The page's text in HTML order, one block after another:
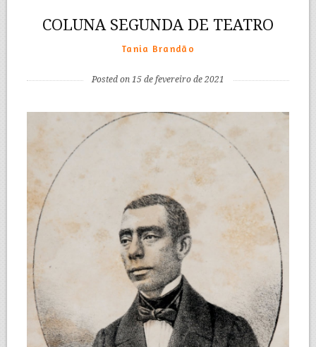
COLUNA SEGUNDA DE TEATRO
Tania Brandão
Posted on 15 de fevereiro de 2021